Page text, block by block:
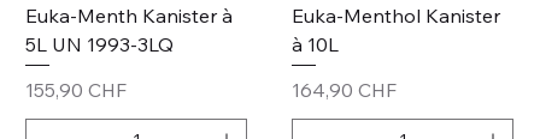
Euka-Menth Kanister à
5L UN 1993-3LQ
Preis
155,90 CHF
Euka-Menthol Kanister
à 10L
Preis
164,90 CHF